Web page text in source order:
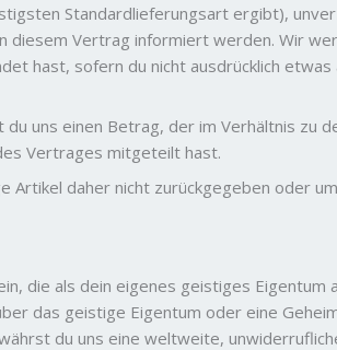
Standardlieferungsart ergibt),
diesem Vertrag informiert werden. Wir
hast, sofern du nicht ausdrücklich
uns einen Betrag, der im Verhältnis zu
Vertrages mitgeteilt hast.
daher nicht zurückgegeben oder
die als dein eigenes geistiges Eigentum
das geistige Eigentum oder eine
du uns eine weltweite,